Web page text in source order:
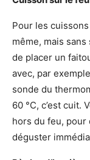
Pour les
même, mais
de placer un
avec, par
sonde du
60 °C, c’est cuit.
hors du feu,
déguster